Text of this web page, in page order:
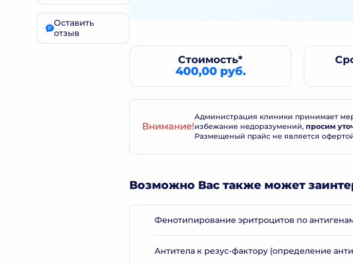
Оставить
отзыв
Стоимость*
400,00 руб.
Внимание!
Администрация клиники принимает
избежание недоразумений, просим
Размещеный прайс не является
Возможно Вас также может
Фенотипирование эритроцитов по
Антитела к резус-фактору (определение